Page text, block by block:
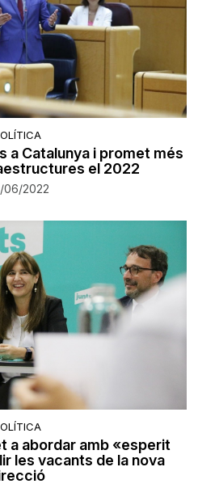
a Catalunya i promet més
el 2022
06/2022
a abordar amb «esperit
les vacants de la nova